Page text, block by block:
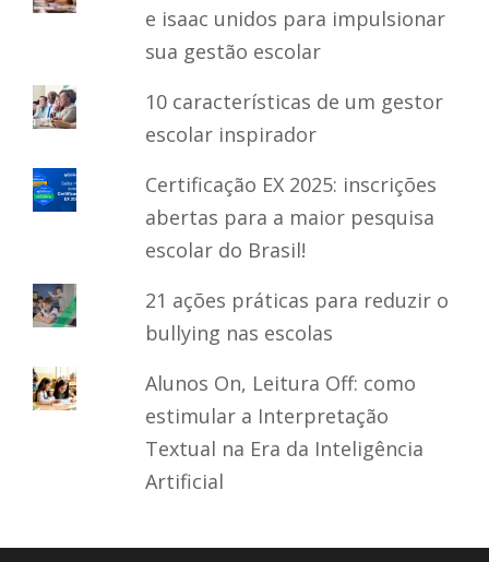
e isaac unidos para impulsionar
sua gestão escolar
10 características de um gestor
escolar inspirador
Certificação EX 2025: inscrições
abertas para a maior pesquisa
escolar do Brasil!
21 ações práticas para reduzir o
bullying nas escolas
Alunos On, Leitura Off: como
estimular a Interpretação
Textual na Era da Inteligência
Artificial